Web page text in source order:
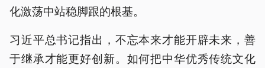
化激荡中站稳脚跟的根基。
习近平总书记指出，不忘本来才能开辟未来，善
于继承才能更好创新。如何把中华优秀传统文化